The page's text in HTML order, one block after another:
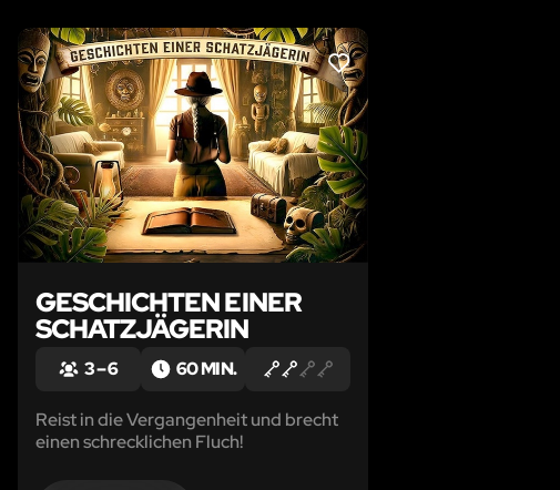
LIKE
GESCHICHTEN EINER
SCHATZJÄGERIN
3 – 6 60 MIN.
Reist in die Vergangenheit und brecht
einen schrecklichen Fluch!